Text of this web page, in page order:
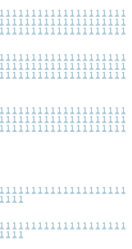
1 1 1 1 1 1 1 1 1 1 1 1 1 1 1 1 1 1 1 1
1 1 1 1 1 1 1 1 1 1 1 1 1 1 1 1 1 1 1 1
1 1 1 1 1 1 1 1 1 1 1 1 1 1 1 1 1 1 1 1
1 1 1 1 1 1 1 1 1 1 1 1 1 1 1 1 1 1 1 1
1 1 1 1 1 1 1 1 1 1 1 1 1 1 1 1 1 1 1 1
1 1 1 1 1 1 1 1 1 1 1 1 1 1 1 1 1 1 1 1
1 1 1 1 1 1 1 1 1 1 1 1 1 1 1 1 1 1 1 1
1 1 1 1 1 1 1 1 1 1 1 1 1 1 1 1 1 1 1 1
1 1 1 1 1 1 1 1 1 1 1 1 1 1 1 1 1 1 1 1
1 1 1 1 1 1 1 1 1 1 1 1 1 1 1 1 1 1 1 1
1 1 1 1
1 1 1 1 1 1 1 1 1 1 1 1 1 1 1 1 1 1 1 1
1 1 1 1